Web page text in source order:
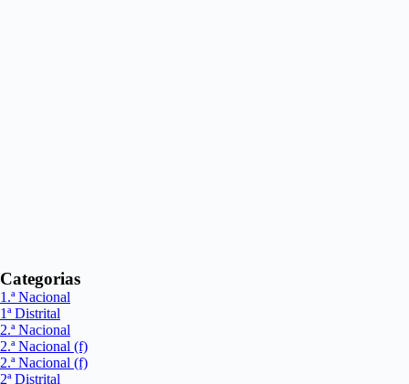
Categorias
1.ª Nacional
1ª Distrital
2.ª Nacional
2.ª Nacional (f)
2.ª Nacional (f)
2ª Distrital